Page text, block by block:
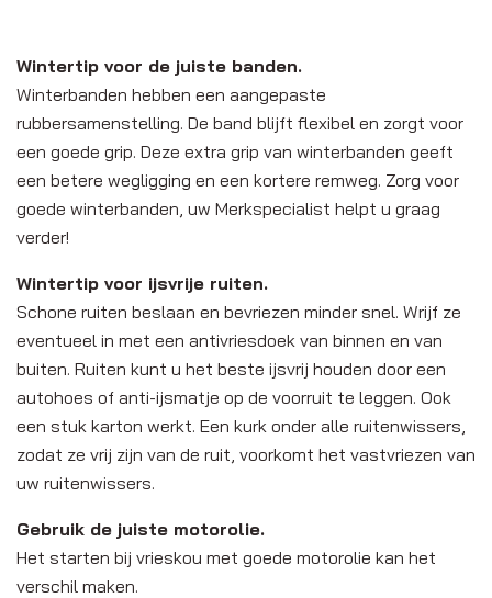
Wintertip voor de juiste banden.
Winterbanden hebben een aangepaste
rubbersamenstelling. De band blijft flexibel en zorgt voor
een goede grip. Deze extra grip van winterbanden geeft
een betere wegligging en een kortere remweg. Zorg voor
goede winterbanden, uw Merkspecialist helpt u graag
verder!
Wintertip voor ijsvrije ruiten.
Schone ruiten beslaan en bevriezen minder snel. Wrijf ze
eventueel in met een antivriesdoek van binnen en van
buiten. Ruiten kunt u het beste ijsvrij houden door een
autohoes of anti-ijsmatje op de voorruit te leggen. Ook
een stuk karton werkt. Een kurk onder alle ruitenwissers,
zodat ze vrij zijn van de ruit, voorkomt het vastvriezen van
uw ruitenwissers.
Gebruik de juiste motorolie.
Het starten bij vrieskou met goede motorolie kan het
verschil maken.